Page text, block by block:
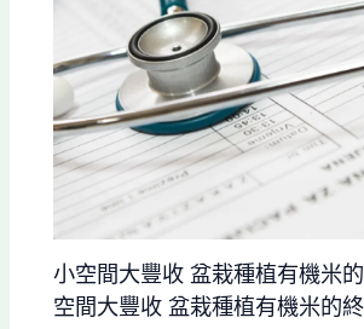
小空間大豐收 盆栽種植有機米
空間大豐收 盆栽種植有機米的